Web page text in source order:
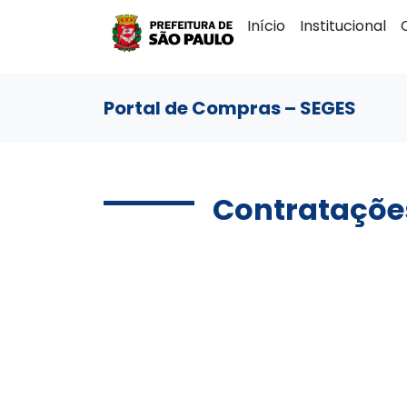
Início Institucional
Portal de Compras – SEGES